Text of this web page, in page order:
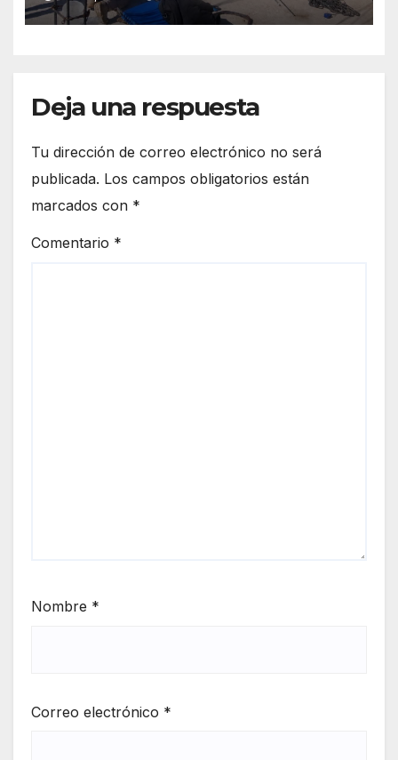
resultan gravemente
lesionados
Deja una respuesta
Tu dirección de correo electrónico no será
publicada. Los campos obligatorios están
marcados con *
Comentario *
Nombre *
Correo electrónico *